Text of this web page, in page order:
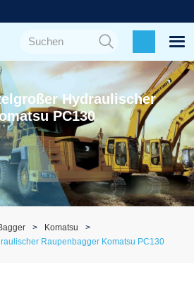
Hydraulischer
PC130
Komatsu
Raupenbagger Komatsu PC130